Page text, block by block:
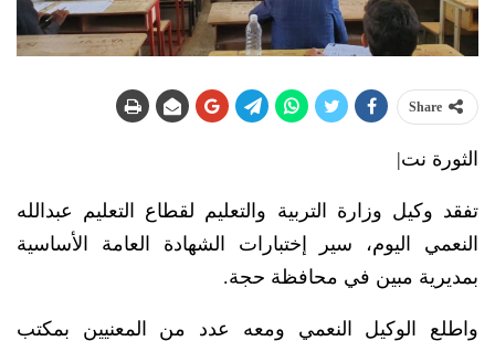
Share
الثورة نت|
تفقد وكيل وزارة التربية والتعليم لقطاع التعليم عبدالله
النعمي اليوم، سير إختبارات الشهادة العامة الأساسية
بمديرية مبين في محافظة حجة.
واطلع الوكيل النعمي ومعه عدد من المعنيين بمكتب